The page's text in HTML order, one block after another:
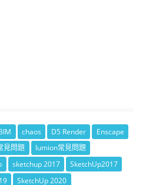
chaos D5 Render
Enscape
見問題
lumion常見問題
sketchup 2017
SketchUp2017
SketchUp 2020